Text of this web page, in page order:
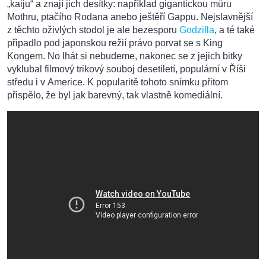
„kaiju“ a znají jich desítky: například gigantickou můru
Mothru, ptačího Rodana anebo ještěří Gappu. Nejslavnější
z těchto oživlých stodol je ale bezesporu Godzilla, a té také
připadlo pod japonskou režií právo porvat se s King
Kongem. No lhát si nebudeme, nakonec se z jejich bitky
vyklubal filmový trikový souboj desetiletí, populární v Říši
středu i v Americe. K popularitě tohoto snímku přitom
přispělo, že byl jak barevný, tak vlastně komediální.